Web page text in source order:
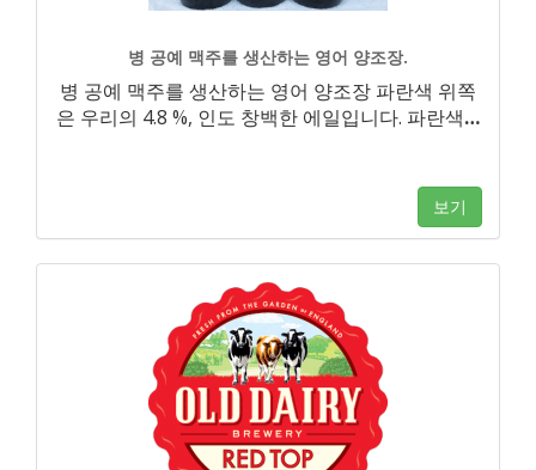
병 공예 맥주를 생산하는 영어 양조장.
병 공예 맥주를 생산하는 영어 양조장 파란색 위쪽
은 우리의 4.8 %, 인도 창백한 에일입니다. 파란색…
보기